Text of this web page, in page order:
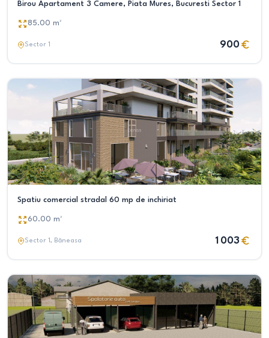
Birou Apartament 3 Camere, Piata Mures, Bucuresti Sector 1
85.00 m²
Sector 1 900
Spatiu comercial stradal 60 mp de inchiriat
60.00 m²
Sector 1, Băneasa 1 003